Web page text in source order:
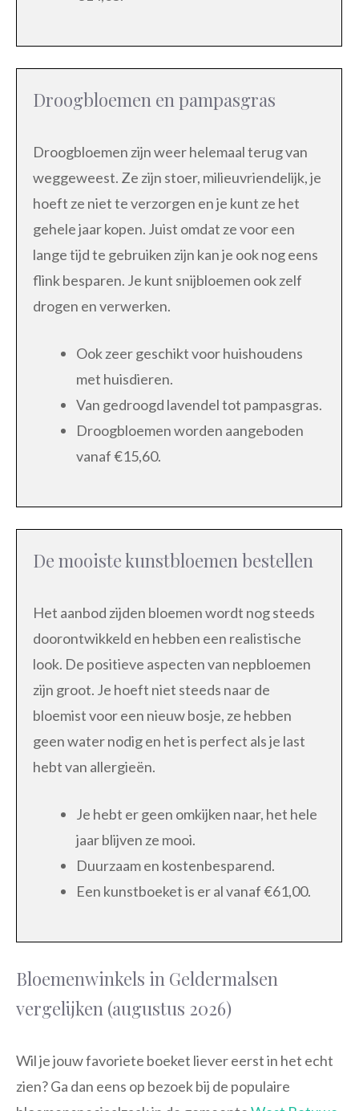
Droogbloemen en pampasgras
Droogbloemen zijn weer helemaal terug van
weggeweest. Ze zijn stoer, milieuvriendelijk, je
hoeft ze niet te verzorgen en je kunt ze het
gehele jaar kopen. Juist omdat ze voor een
lange tijd te gebruiken zijn kan je ook nog eens
flink besparen. Je kunt snijbloemen ook zelf
drogen en verwerken.
Ook zeer geschikt voor huishoudens
met huisdieren.
Van gedroogd lavendel tot pampasgras.
Droogbloemen worden aangeboden
vanaf €15,60.
De mooiste kunstbloemen bestellen
Het aanbod zijden bloemen wordt nog steeds
doorontwikkeld en hebben een realistische
look. De positieve aspecten van nepbloemen
zijn groot. Je hoeft niet steeds naar de
bloemist voor een nieuw bosje, ze hebben
geen water nodig en het is perfect als je last
hebt van allergieën.
Je hebt er geen omkijken naar, het hele
jaar blijven ze mooi.
Duurzaam en kostenbesparend.
Een kunstboeket is er al vanaf €61,00.
Bloemenwinkels in Geldermalsen
vergelijken (augustus 2026)
Wil je jouw favoriete boeket liever eerst in het echt
zien? Ga dan eens op bezoek bij de populaire